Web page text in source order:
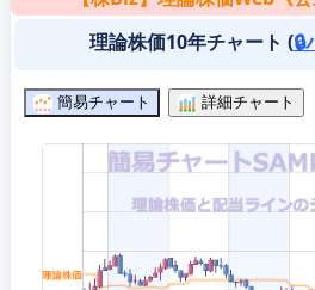
理論株価10年チャート (
簡易チャート 詳細チャート